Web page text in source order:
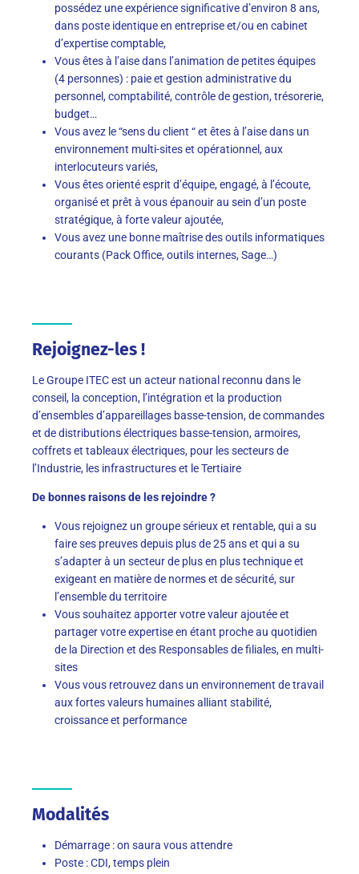
possédez une expérience significative d’environ 8 ans,
dans poste identique en entreprise et/ou en cabinet
d’expertise comptable,
Vous êtes à l’aise dans l’animation de petites équipes
(4 personnes) : paie et gestion administrative du
personnel, comptabilité, contrôle de gestion, trésorerie,
budget…
Vous avez le “sens du client “ et êtes à l’aise dans un
environnement multi-sites et opérationnel, aux
interlocuteurs variés,
Vous êtes orienté esprit d’équipe, engagé, à l’écoute,
organisé et prêt à vous épanouir au sein d’un poste
stratégique, à forte valeur ajoutée,
Vous avez une bonne maîtrise des outils informatiques
courants (Pack Office, outils internes, Sage…)
Rejoignez-les !
Le Groupe ITEC est un acteur national reconnu dans le
conseil, la conception, l’intégration et la production
d’ensembles d’appareillages basse-tension, de commandes
et de distributions électriques basse-tension, armoires,
coffrets et tableaux électriques, pour les secteurs de
l’Industrie, les infrastructures et le Tertiaire
De bonnes raisons de les rejoindre ?
Vous rejoignez un groupe sérieux et rentable, qui a su
faire ses preuves depuis plus de 25 ans et qui a su
s’adapter à un secteur de plus en plus technique et
exigeant en matière de normes et de sécurité, sur
l’ensemble du territoire
Vous souhaitez apporter votre valeur ajoutée et
partager votre expertise en étant proche au quotidien
de la Direction et des Responsables de filiales, en multi-
sites
Vous vous retrouvez dans un environnement de travail
aux fortes valeurs humaines alliant stabilité,
croissance et performance
Modalités
Démarrage : on saura vous attendre
Poste : CDI, temps plein